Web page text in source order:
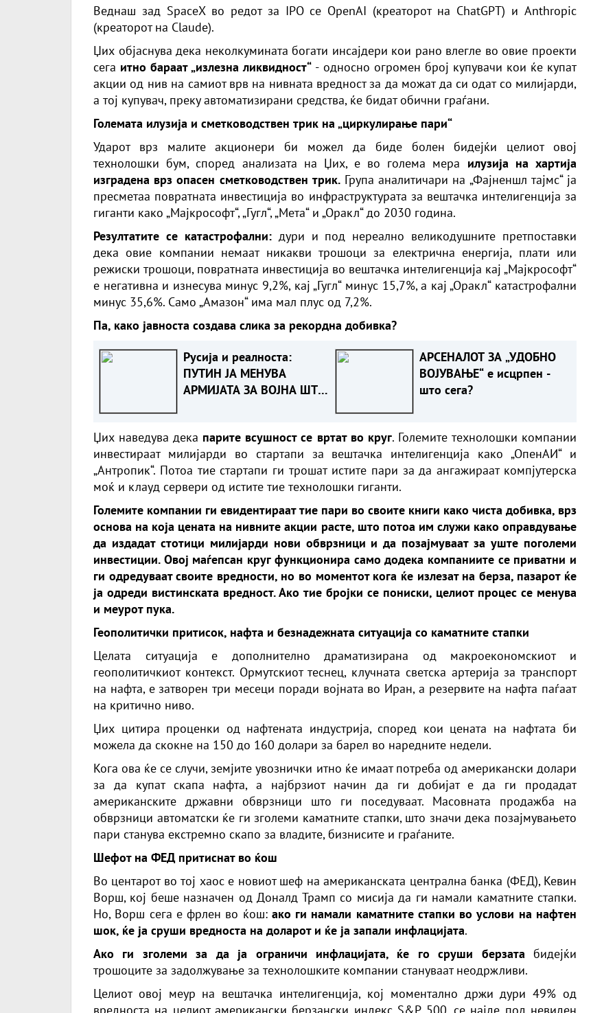
Веднаш зад SpaceX во редот за IPO се OpenAI (креаторот на ChatGPT) и Anthropic
(креаторот на Claude).
Џих објаснува дека неколкумината богати инсајдери кои рано влегле во овие проекти
сега итно бараат „излезна ликвидност“ - односно огромен број купувачи кои ќе купат
акции од нив на самиот врв на нивната вредност за да можат да си одат со милијарди,
а тој купувач, преку автоматизирани средства, ќе бидат обични граѓани.
Големата илузија и сметководствен трик на „циркулирање пари“
Ударот врз малите акционери би можел да биде болен бидејќи целиот овој
технолошки бум, според анализата на Џих, е во голема мера илузија на хартија
изградена врз опасен сметководствен трик.Група аналитичари на „Фајненшл тајмс“ ја
пресметаа повратната инвестиција во инфраструктурата за вештачка интелигенција за
гиганти како „Мајкрософт“, „Гугл“, „Мета“ и „Оракл“ до 2030 година.
Резултатите се катастрофални: дури и под нереално великодушните претпоставки
дека овие компании немаат никакви трошоци за електрична енергија, плати или
режиски трошоци, повратната инвестиција во вештачка интелигенција кај „Мајкрософт“
е негативна и изнесува минус 9,2%, кај „Гугл“ минус 15,7%, а кај „Оракл“ катастрофални
минус 35,6%. Само „Амазон“ има мал плус од 7,2%.
Па, како јавноста создава слика за рекордна добивка?
Русија и реалноста:
ПУТИН ЈА МЕНУВА
АРМИЈАТА ЗА ВОЈНА ШТО
АРСЕНАЛОТ ЗА „УДОБНО
ВОЈУВАЊЕ“ е исцрпен -
што сега?
Џих наведува дека парите всушност се вртат во круг. Големите технолошки компании
инвестираат милијарди во стартапи за вештачка интелигенција како „ОпенАИ“ и
„Антропик“. Потоа тие стартапи ги трошат истите пари за да ангажираат компјутерска
моќ и клауд сервери од истите тие технолошки гиганти.
Големите компании ги евидентираат тие пари во своите книги како чиста добивка, врз
основа на која цената на нивните акции расте, што потоа им служи како оправдување
да издадат стотици милијарди нови обврзници и да позајмуваат за уште поголеми
инвестиции. Овој маѓепсан круг функционира само додека компаниите се приватни и
ги одредуваат своите вредности, но во моментот кога ќе излезат на берза, пазарот ќе
ја одреди вистинската вредност. Ако тие бројки се пониски, целиот процес се менува
и меурот пука.
Геополитички притисок, нафта и безнадежната ситуација со каматните стапки
Целата ситуација е дополнително драматизирана од макроекономскиот и
геополитичкиот контекст. Ормутскиот теснец, клучната светска артерија за транспорт
на нафта, е затворен три месеци поради војната во Иран, а резервите на нафта паѓаат
на критично ниво.
Џих цитира проценки од нафтената индустрија, според кои цената на нафтата би
можела да скокне на 150 до 160 долари за барел во наредните недели.
Кога ова ќе се случи, земјите увознички итно ќе имаат потреба од американски долари
за да купат скапа нафта, а најбрзиот начин да ги добијат е да ги продадат
американските државни обврзници што ги поседуваат. Масовната продажба на
обврзници автоматски ќе ги зголеми каматните стапки, што значи дека позајмувањето
пари станува екстремно скапо за владите, бизнисите и граѓаните.
Шефот на ФЕД притиснат во ќош
Во центарот во тој хаос е новиот шеф на американската централна банка (ФЕД), Кевин
Ворш, кој беше назначен од Доналд Трамп со мисија да ги намали каматните стапки.
Но, Ворш сега е фрлен во ќош: ако ги намали каматните стапки во услови на нафтен
шок, ќе ја сруши вредноста на доларот и ќе ја запали инфлацијата.
Ако ги зголеми за да ја ограничи инфлацијата, ќе го сруши берзата бидејќи
трошоците за задолжување за технолошките компании стануваат неодржливи.
Целиот овој меур на вештачка интелигенција, кој моментално држи дури 49% од
вредноста на целиот американски берзански индекс S&P 500, се најде под невиден